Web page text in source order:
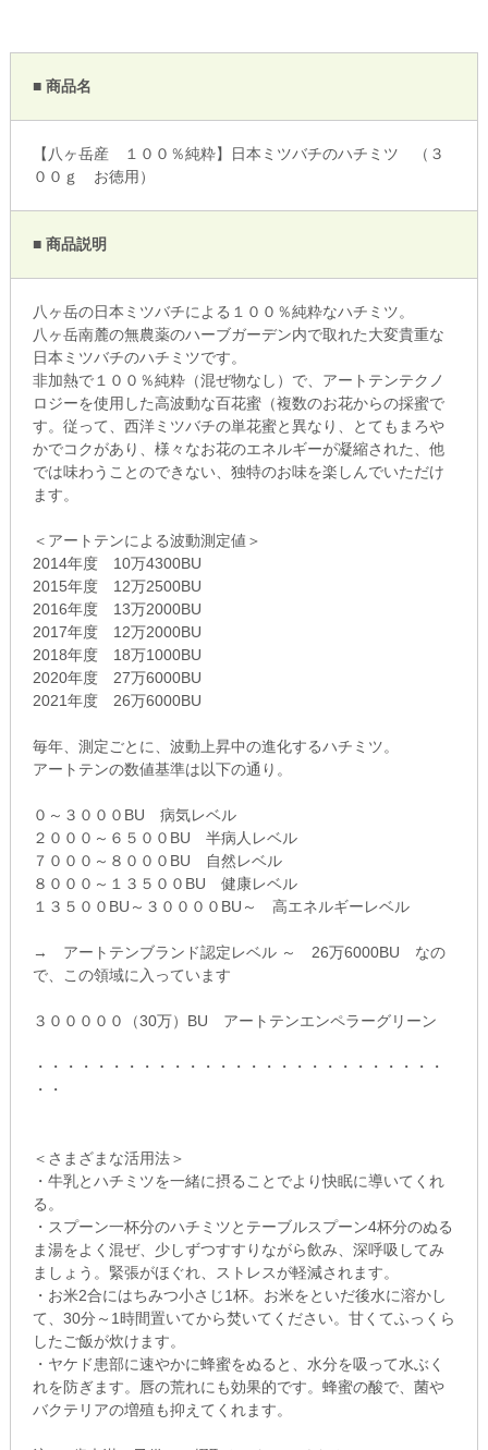
■ 商品名
【八ヶ岳産 １００％純粋】日本ミツバチのハチミツ （３
００ｇ お徳用）
■ 商品説明
八ヶ岳の日本ミツバチによる１００％純粋なハチミツ。
八ヶ岳南麓の無農薬のハーブガーデン内で取れた大変貴重な
日本ミツバチのハチミツです。
非加熱で１００％純粋（混ぜ物なし）で、アートテンテクノ
ロジーを使用した高波動な百花蜜（複数のお花からの採蜜で
す。従って、西洋ミツバチの単花蜜と異なり、とてもまろや
かでコクがあり、様々なお花のエネルギーが凝縮された、他
では味わうことのできない、独特のお味を楽しんでいただけ
ます。
＜アートテンによる波動測定値＞
2014年度 10万4300BU
2015年度 12万2500BU
2016年度 13万2000BU
2017年度 12万2000BU
2018年度 18万1000BU
2020年度 27万6000BU
2021年度 26万6000BU
毎年、測定ごとに、波動上昇中の進化するハチミツ。
アートテンの数値基準は以下の通り。
０～３０００BU 病気レベル
２０００～６５００BU 半病人レベル
７０００～８０００BU 自然レベル
８０００～１３５００BU 健康レベル
１３５００BU～３００００BU～ 高エネルギーレベル
→ アートテンブランド認定レベル ～ 26万6000BU なの
で、この領域に入っています
３０００００（30万）BU アートテンエンペラーグリーン
・・・・・・・・・・・・・・・・・・・・・・・・・・・
・・
＜さまざまな活用法＞
・牛乳とハチミツを一緒に摂ることでより快眠に導いてくれ
る。
・スプーン一杯分のハチミツとテーブルスプーン4杯分のぬる
ま湯をよく混ぜ、少しずつすすりながら飲み、深呼吸してみ
ましょう。緊張がほぐれ、ストレスが軽減されます。
・お米2合にはちみつ小さじ1杯。お米をといだ後水に溶かし
て、30分～1時間置いてから焚いてください。甘くてふっくら
したご飯が炊けます。
・ヤケド患部に速やかに蜂蜜をぬると、水分を吸って水ぶく
れを防ぎます。唇の荒れにも効果的です。蜂蜜の酸で、菌や
バクテリアの増殖も抑えてくれます。